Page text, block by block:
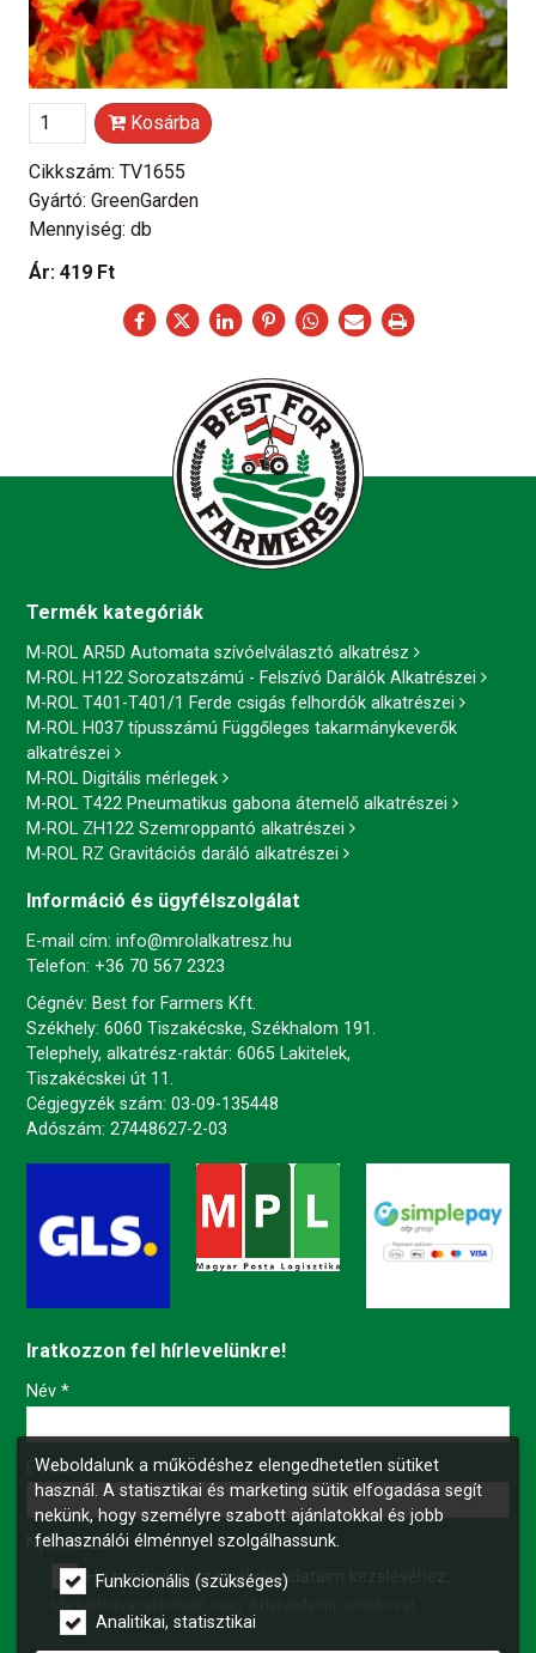
Kosárba
Cikkszám: TV1655
Gyártó: GreenGarden
Mennyiség: db
Ár: 419 Ft
Termék kategóriák
M-ROL AR5D Automata szívóelválasztó alkatrész
M-ROL H122 Sorozatszámú - Felszívó Darálók Alkatrészei
M-ROL T401-T401/1 Ferde csigás felhordók alkatrészei
M-ROL H037 típusszámú Függőleges takarmánykeverők
alkatrészei
M-ROL Digitális mérlegek
M-ROL T422 Pneumatikus gabona átemelő alkatrészei
M-ROL ZH122 Szemroppantó alkatrészei
M-ROL RZ Gravitációs daráló alkatrészei
Információ és ügyfélszolgálat
E-mail cím: info@mrolalkatresz.hu
Telefon: +36 70 567 2323
Cégnév: Best for Farmers Kft.
Székhely: 6060 Tiszakécske, Székhalom 191.
Telephely, alkatrész-raktár: 6065 Lakitelek,
Tiszakécskei út 11.
Cégjegyzék szám: 03-09-135448
Adószám: 27448627-2-03
Iratkozzon fel hírlevelünkre!
-
-
-
Név *
E-mail*
Nyilatkozat*
Hozzájárulok személyes adataim kezeléséhez.
Weboldalunk a működéshez elengedhetetlen sütiket
használ. A statisztikai és marketing sütik elfogadása segít
nekünk, hogy személyre szabott ajánlatokkal és jobb
felhasználói élménnyel szolgálhassunk.
Funkcionális (szükséges)
Analitikai, statisztikai